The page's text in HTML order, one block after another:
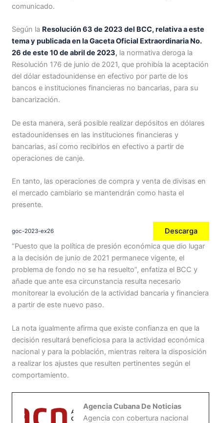
comunicado.
Según la Resolución 63 de 2023 del BCC, relativa a este
tema y publicada en la Gaceta Oficial Extraordinaria No.
26 de este 10 de abril de 2023, la normativa deroga la
Resolución 176 de junio de 2021, que prohibía la aceptación
del dólar estadounidense en efectivo por parte de los
bancos e instituciones financieras no bancarias, para su
bancarización.
De esta manera, será posible realizar depósitos en dólares
estadounidenses en las instituciones financieras y
bancarias, así como recibirlos en efectivo a partir de
operaciones de canje.
En tanto, las operaciones de compra y venta de divisas en
el mercado cambiario se mantendrán como hasta el
presente.
goc-2023-ex26
Descarga
“Puesto que la política de presión económica que dio lugar
a la decisión de junio de 2021 permanece vigente, el
problema de fondo no se ha resuelto”, enfatiza el BCC y
añade que ante esa circunstancia resulta necesario
monitorear la evolución de la actividad bancaria y financiera
a partir de este nuevo paso.
La nota igualmente afirma que existe confianza en que la
decisión resultará beneficiosa para la actividad económica
nacional y para la población, mientras reitera la disposición
a realizar los ajustes que resulten pertinentes según el
comportamiento.
Agencia Cubana De Noticias
Agencia con cobertura nacional